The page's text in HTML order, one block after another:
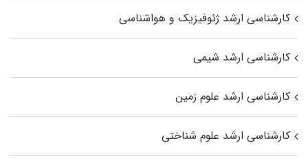
کارشناسی ارشد ژئوفیزیک و هواشناسی
کارشناسی ارشد شیمی
کارشناسی ارشد علوم زمین
کارشناسی ارشد علوم شناختی